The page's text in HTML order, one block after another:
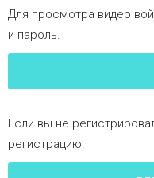
Для просмотра видео
и пароль.
Если вы не
регистрацию.